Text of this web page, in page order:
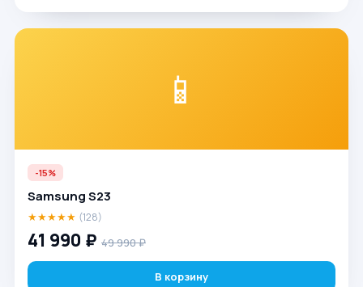
📱
-15%
Samsung S23
★★★★★ (128)
41 990 ₽ 49 990 ₽
В корзину